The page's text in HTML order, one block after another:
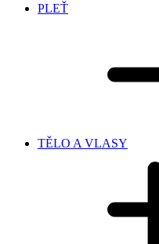
PLEŤ
TĚLO A VLASY